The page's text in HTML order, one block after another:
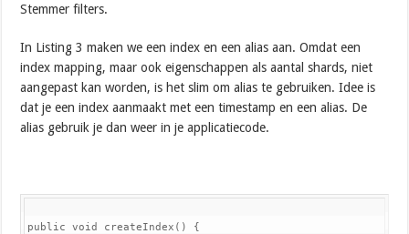
Stemmer filters.
In Listing 3 maken we een index en een alias aan. Omdat een
index mapping, maar ook eigenschappen als aantal shards, niet
aangepast kan worden, is het slim om alias te gebruiken. Idee is
dat je een index aanmaakt met een timestamp en een alias. De
alias gebruik je dan weer in je applicatiecode.
public void createIndex() {